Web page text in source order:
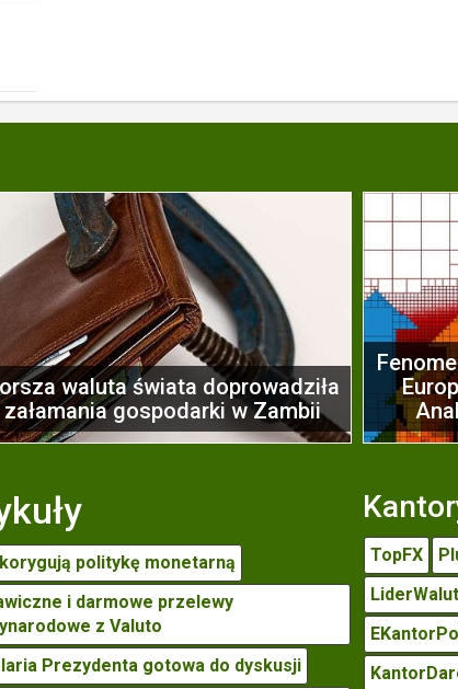
waluta świata doprowadziła
gospodarki w Zambii
politykę monetarną
i darmowe przelewy
z Valuto
Prezydenta gotowa do dyskusji
TopFX
LiderWalut